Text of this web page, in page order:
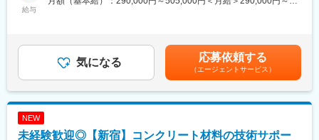
所長などキャリアアップを目指すことも可能です。
す。フレックスタイム制も活用しながら、平日でもワークライフ
現在は中国を主として海外を中心にシェア拡大しておりますので
■職務詳細：
現在、当社の製品は中国を中心に全世界800ヶ所以上で稼働して
いる状況になります。引き続きシェア拡大を目指し、エンドユー
水処理膜を製造しているのは国内および欧米では当社のみで「薬
給与
卒：月給25万2800円（2023年4月実績）・修士了：月給27万
0000円（2023年4月実績）賃金はあくまでも目安の金額であり、
選考を通じて上下する可能性があります。月給(月額)は固定手当を
含めた表記です。
気になる 応募依頼する
（エージェントサービス）
NEW
未経験歓迎◎【新宿】コンクリート材料の技術サポー